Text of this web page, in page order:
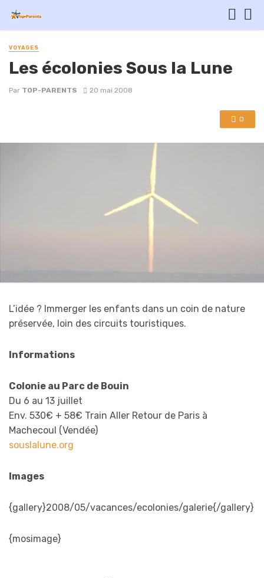
VOYAGES
Les écolonies Sous la Lune
Par TOP-PARENTS 20 mai 2008
0
L’idée ? Immerger les enfants dans un coin de nature
préservée, loin des circuits touristiques.
Informations
Colonie au Parc de Bouin
Du 6 au 13 juillet
Env. 530€ + 58€ Train Aller Retour de Paris à
Machecoul (Vendée)
souslalune.org
Images
{gallery}2008/05/vacances/ecolonies/galerie{/gallery}
{mosimage}